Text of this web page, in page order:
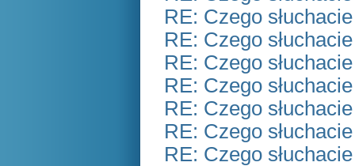
RE: Czego
RE: Czego
RE: Czego
RE: Czego
RE: Czego
RE: Czego
RE: Czego